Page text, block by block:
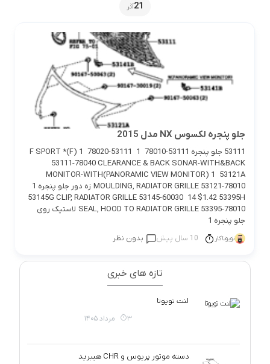
21آذر
جلو پنجره لکسوس NX مدل 2015
53111 جلو پنجره 53111-78010 1 53111-78020 F SPORT *(F) 1
53111-78040 CLEARANCE & BACK SONAR-WITH&BACK
MONITOR-WITH(PANORAMIC VIEW MONITOR) 1 53121A
53145G CLIP, RADIATOR GRILLE 53145-60030 14 $1.42 53395H
SEAL, HOOD TO RADIATOR GRILLE 53395-78010 لاستیک روی
جلو پنجره 1
تویوتاکار 10 سال پیش بدون نظر
تازه های خبری
لنت تویوتا
3 مرداد 1405
دسته موتور پریوس و CHR هیبرید